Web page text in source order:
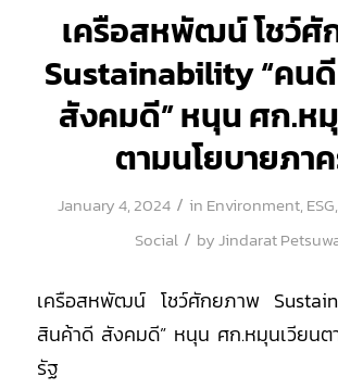
เครือสหพัฒน์ โชว์ศั
Sustainability “คน
สังคมดี” หนุน ศก.ห
ตามนโยบายภา
January 4, 2024 / in Environment, ESG,
Social / byJindarat
เครือสหพัฒน์ โชว์ศักยภาพ
สินค้าดี สังคมดี” หนุน ศก.หมุนเวียนต
รัฐ